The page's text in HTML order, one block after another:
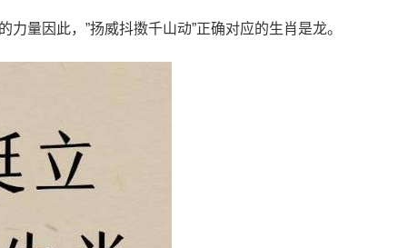
量因此，”扬威抖擞千山动”正确对应的生肖是龙。